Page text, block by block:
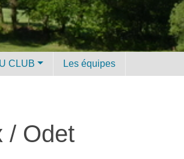
CLUB Les équipes
/ Odet